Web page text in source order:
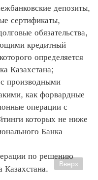
депозиты,
сертификаты,
обязательства,
кредитный
определяется
Казахстана;
производными
как форвардные
операции с
которых не ниже
Банка
по решению
Вверх